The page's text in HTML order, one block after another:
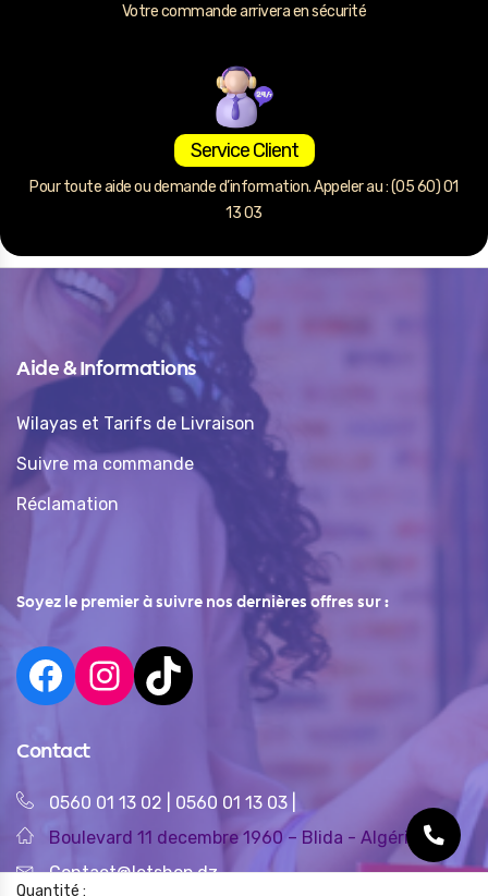
Quantité :
Votre commande arrivera en sécurité
Service Client
Pour toute aide ou demande d’information. Appeler au : (05 60) 01
13 03
Aide & Informations
Wilayas et Tarifs de Livraison
Suivre ma commande
Réclamation
Soyez le premier à suivre nos dernières offres sur :
Contact
0560 01 13 02 0560 01 13 03
Boulevard 11 decembre 1960 – Blida - Algérie
Contact@letshop.dz